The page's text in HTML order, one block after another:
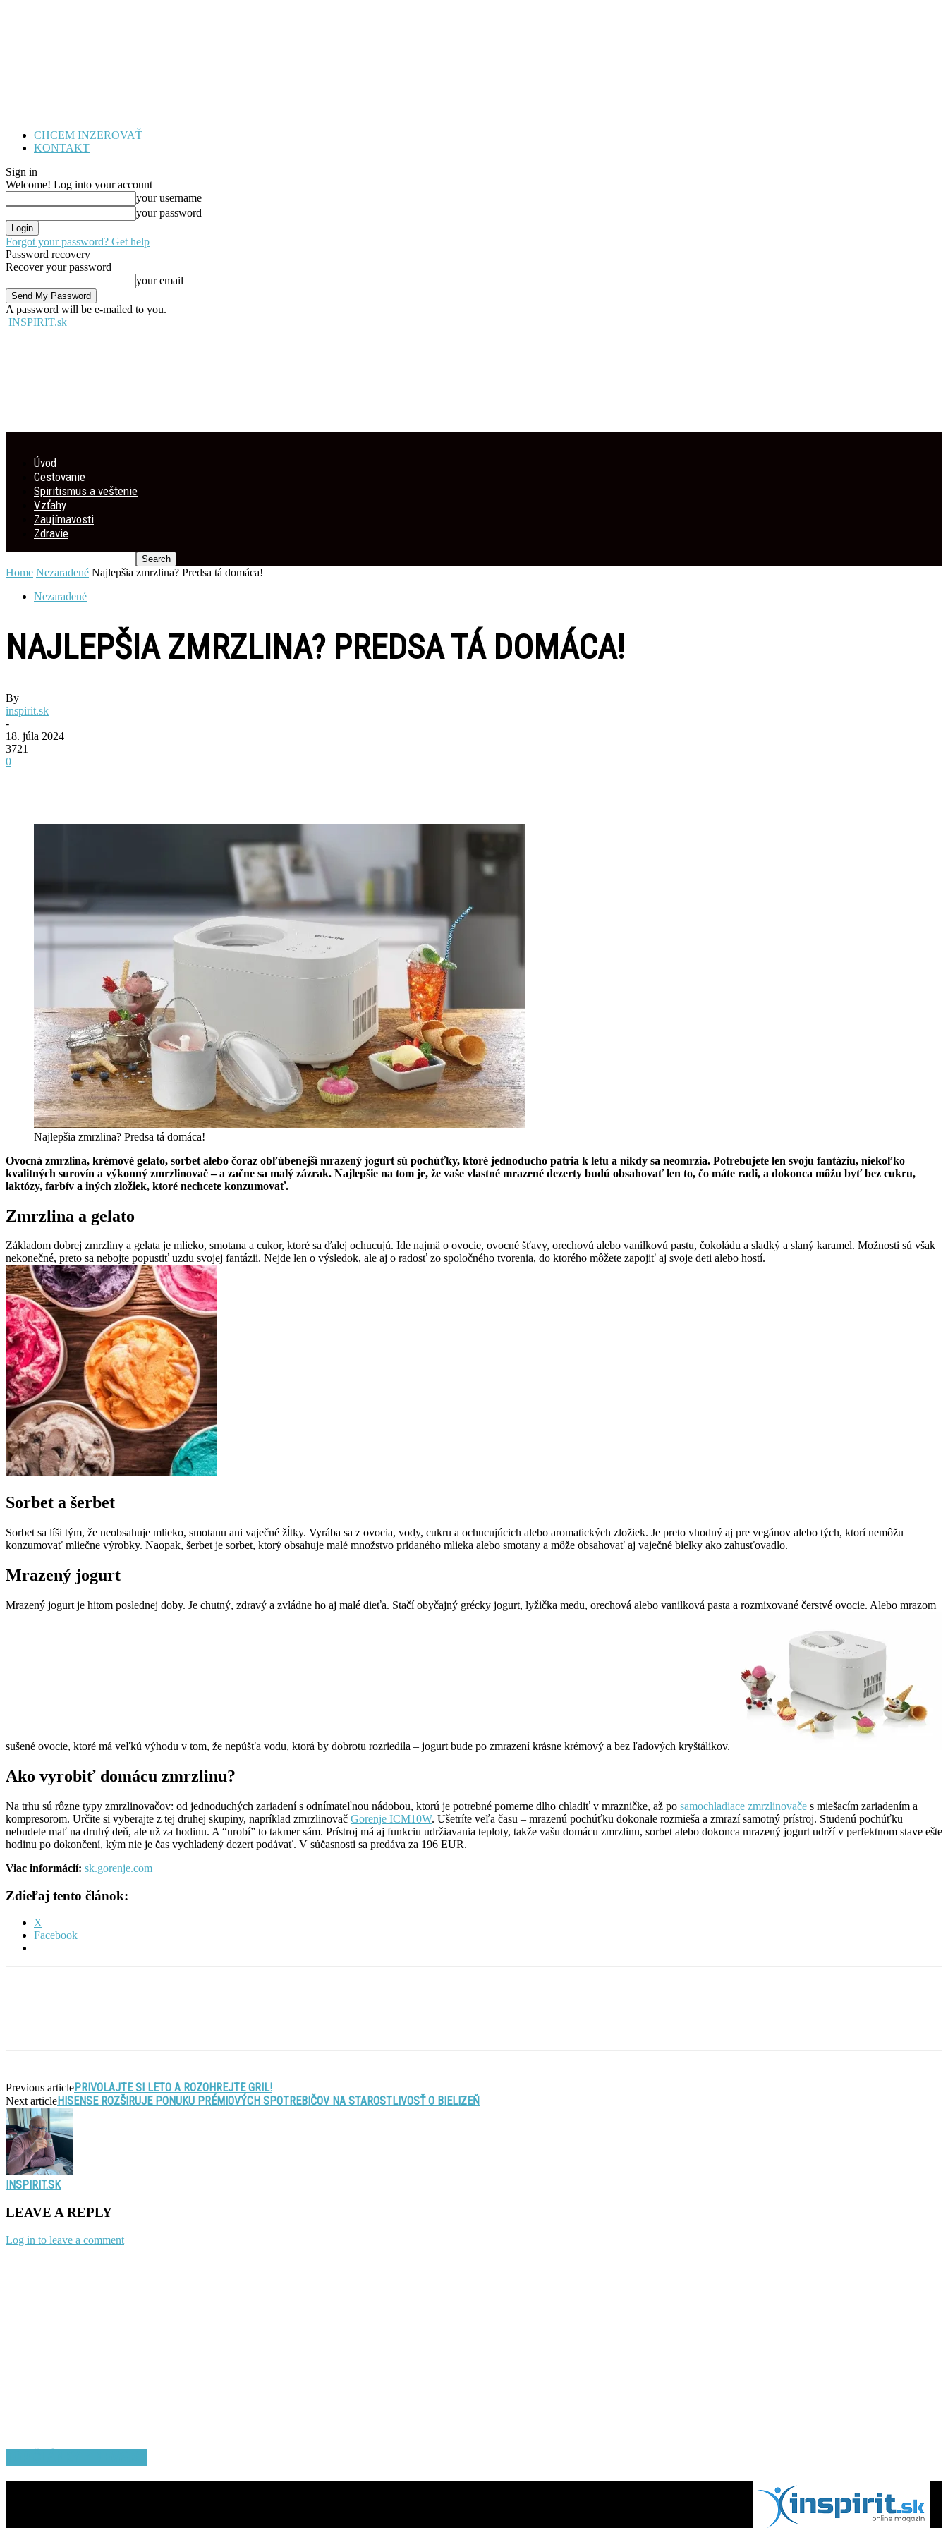
CHCEM INZEROVAŤ
KONTAKT
Sign in
Welcome! Log into your account
your username
your password
Forgot your password? Get help
Password recovery
Recover your password
your email
A password will be e-mailed to you.
INSPIRIT.sk
Úvod
Cestovanie
Spiritismus a veštenie
Vzťahy
Zaujímavosti
Zdravie
Home Nezaradené Najlepšia zmrzlina? Predsa tá domáca!
Nezaradené
NAJLEPŠIA ZMRZLINA? PREDSA TÁ DOMÁCA!
By
inspirit.sk
-
18. júla 2024
3721
0
Najlepšia zmrzlina? Predsa tá domáca!
Ovocná zmrzlina, krémové gelato, sorbet alebo čoraz obľúbenejší mrazený jogurt sú pochúťky, ktoré jednoducho patria k letu a nikdy sa neomrzia. Potrebujete len svoju fantáziu, niekoľko
kvalitných surovín a výkonný zmrzlinovač – a začne sa malý zázrak. Najlepšie na tom je, že vaše vlastné mrazené dezerty budú obsahovať len to, čo máte radi, a dokonca môžu byť bez cukru,
laktózy, farbív a iných zložiek, ktoré nechcete konzumovať.
Zmrzlina a gelato
Základom dobrej zmrzliny a gelata je mlieko, smotana a cukor, ktoré sa ďalej ochucujú. Ide najmä o ovocie, ovocné šťavy, orechovú alebo vanilkovú pastu, čokoládu a sladký a slaný karamel. Možnosti sú však
nekonečné, preto sa nebojte popustiť uzdu svojej fantázii. Nejde len o výsledok, ale aj o radosť zo spoločného tvorenia, do ktorého môžete zapojiť aj svoje deti alebo hostí.
Sorbet a šerbet
Sorbet sa líši tým, že neobsahuje mlieko, smotanu ani vaječné žĺtky. Vyrába sa z ovocia, vody, cukru a ochucujúcich alebo aromatických zložiek. Je preto vhodný aj pre vegánov alebo tých, ktorí nemôžu
konzumovať mliečne výrobky. Naopak, šerbet je sorbet, ktorý obsahuje malé množstvo pridaného mlieka alebo smotany a môže obsahovať aj vaječné bielky ako zahusťovadlo.
Mrazený jogurt
Mrazený jogurt je hitom poslednej doby. Je chutný, zdravý a zvládne ho aj malé dieťa. Stačí obyčajný grécky jogurt, lyžička medu, orechová alebo vanilková pasta a rozmixované čerstvé ovocie. Alebo mrazom
sušené ovocie, ktoré má veľkú výhodu v tom, že nepúšťa vodu, ktorá by dobrotu rozriedila – jogurt bude po zmrazení krásne krémový a bez ľadových kryštálikov.
Ako vyrobiť domácu zmrzlinu?
Na trhu sú rôzne typy zmrzlinovačov: od jednoduchých zariadení s odnímateľnou nádobou, ktorú je potrebné pomerne dlho chladiť v mrazničke, až po samochladiace zmrzlinovače s miešacím zariadením a
kompresorom. Určite si vyberajte z tej druhej skupiny, napríklad zmrzlinovač Gorenje ICM10W. Ušetríte veľa času – mrazenú pochúťku dokonale rozmieša a zmrazí samotný prístroj. Studenú pochúťku
nebudete mať na druhý deň, ale už za hodinu. A “urobí” to takmer sám. Prístroj má aj funkciu udržiavania teploty, takže vašu domácu zmrzlinu, sorbet alebo dokonca mrazený jogurt udrží v perfektnom stave ešte
hodinu po dokončení, kým nie je čas vychladený dezert podávať. V súčasnosti sa predáva za 196 EUR.
Viac informácií: sk.gorenje.com
Zdieľaj tento článok:
X
Facebook
Previous articlePRIVOLAJTE SI LETO A ROZOHREJTE GRIL!
Next articleHISENSE ROZŠIRUJE PONUKU PRÉMIOVÝCH SPOTREBIČOV NA STAROSTLIVOSŤ O BIELIZEŇ
INSPIRIT.SK
LEAVE A REPLY
Log in to leave a comment